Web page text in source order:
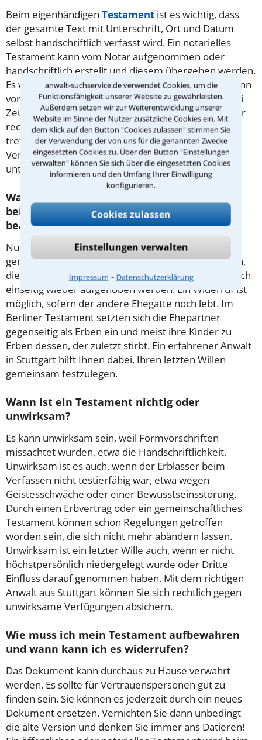
anwalt-suchservice.de verwendet Cookies, um die
Funktionsfähigkeit unserer Website zu gewährleisten.
Außerdem setzen wir zur Weiterentwicklung unserer
Website im Sinne der Nutzer zusätzliche Cookies ein. Mit
dem Klick auf den Button "Cookies zulassen" stimmen Sie
der Verwendung der von uns für die genannten Zwecke
eingesetzten Cookies zu. Über den Button "Einstellungen
verwalten" können Sie sich über die eingesetzten Cookies
informieren und den Umfang Ihrer Einwilligung
konfigurieren.
Cookies zulassen
Einstellungen verwalten
Impressum ⁃ Datenschutzerklärung
Beim eigenhändigen Testament ist es wichtig, dass
der gesamte Text mit Unterschrift, Ort und Datum
selbst handschriftlich verfasst wird. Ein notarielles
Testament kann vom Notar aufgenommen oder
handschriftlich erstellt und diesem übergeben werden.
Es wird dann amtlich verwahrt. Ein Nottestament kann
vor dem Bürgermeister der Gemeinde oder vor drei
Zeugen niedergelegt werden, wenn kein Notar mehr
rechtzeitig erreichbar ist. Bei einemErbvertrag
treffen Erblasser und Erbe eine gegenseitige
Vereinbarung. Beim Verfassen Ihres Testaments
unterstützt Sie ein erfahrener Rechtsanwalt.
Was ist beim Testament von Ehegatten bzw.
beim gemeinschaftlichen Testament zu
beachten?
Nur Ehegatten können ihren letzten Willen in einem
gemeinsamen Dokument niederlegen. Verfügungen,
die auf Gegenseitigkeit beruhen, können nicht einfach
einseitig wieder aufgehoben werden. Ein Widerruf ist
möglich, sofern der andere Ehegatte noch lebt. Im
Berliner Testament setzten sich die Ehepartner
gegenseitig als Erben ein und meist ihre Kinder zu
Erben dessen, der zuletzt stirbt. Ein erfahrener Anwalt
in Stuttgart hilft Ihnen dabei, Ihren letzten Willen
gemeinsam festzulegen.
Wann ist ein Testament nichtig oder
unwirksam?
Es kann unwirksam sein, weil Formvorschriften
missachtet wurden, etwa die Handschriftlichkeit.
Unwirksam ist es auch, wenn der Erblasser beim
Verfassen nicht testierfähig war, etwa wegen
Geistesschwäche oder einer Bewusstseinsstörung.
Durch einen Erbvertrag oder ein gemeinschaftliches
Testament können schon Regelungen getroffen
worden sein, die sich nicht mehr abändern lassen.
Unwirksam ist ein letzter Wille auch, wenn er nicht
höchstpersönlich niedergelegt wurde oder Dritte
Einfluss darauf genommen haben. Mit dem richtigen
Anwalt aus Stuttgart können Sie sich rechtlich gegen
unwirksame Verfügungen absichern.
Wie muss ich mein Testament aufbewahren
und wann kann ich es widerrufen?
Das Dokument kann durchaus zu Hause verwahrt
werden. Es sollte für Vertrauenspersonen gut zu
finden sein. Sie können es jederzeit durch ein neues
Dokument ersetzen. Vernichten Sie dann unbedingt
die alte Version und denken Sie immer ans Datieren!